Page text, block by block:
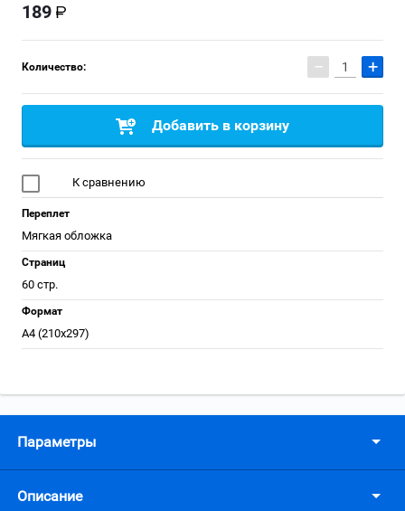
189
Количество: − +
Добавить в корзину
К сравнению
Переплет
Мягкая обложка
Страниц
60 стр.
Формат
А4 (210x297)
Параметры
Описание